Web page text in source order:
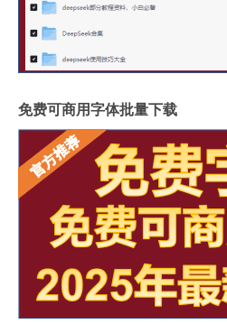
免费可商用字体批量下载